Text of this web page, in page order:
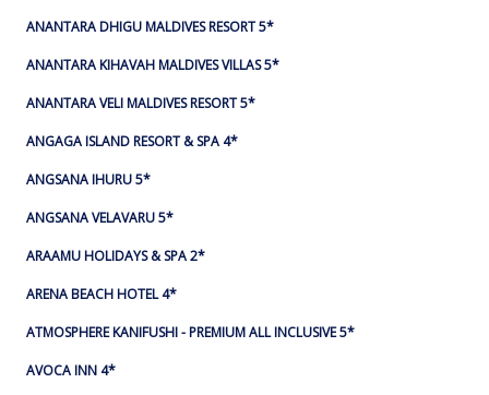
ANANTARA DHIGU MALDIVES RESORT 5*
ANANTARA KIHAVAH MALDIVES VILLAS 5*
ANANTARA VELI MALDIVES RESORT 5*
ANGAGA ISLAND RESORT & SPA 4*
ANGSANA IHURU 5*
ANGSANA VELAVARU 5*
ARAAMU HOLIDAYS & SPA 2*
ARENA BEACH HOTEL 4*
ATMOSPHERE KANIFUSHI - PREMIUM ALL INCLUSIVE 5*
AVOCA INN 4*